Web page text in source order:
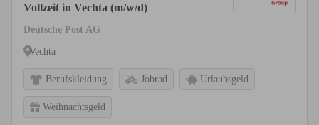
Vollzeit in Vechta (m/w/d)
Deutsche Post AG
Vechta
Berufskleidung Jobrad Urlaubsgeld
Weihnachtsgeld